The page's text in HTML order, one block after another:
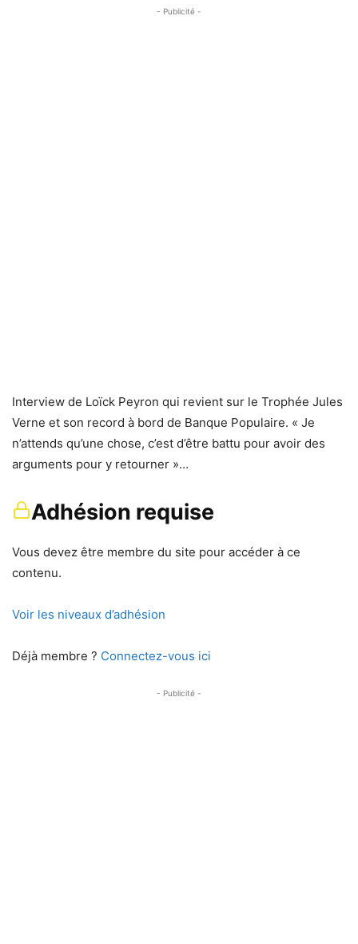
- Publicité -
Interview de Loïck Peyron qui revient sur le Trophée Jules
Verne et son record à bord de Banque Populaire. « Je
n’attends qu’une chose, c’est d’être battu pour avoir des
arguments pour y retourner »…
Adhésion requise
Vous devez être membre du site pour accéder à ce
contenu.
Voir les niveaux d’adhésion
Déjà membre ? Connectez-vous ici
- Publicité -